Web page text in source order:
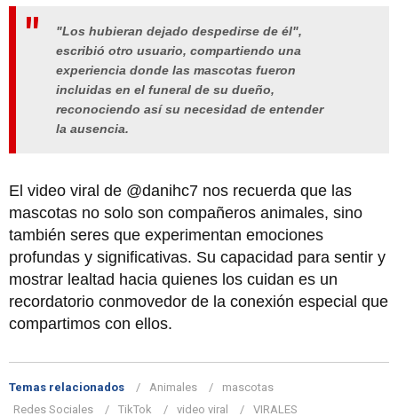
"Los hubieran dejado despedirse de él",
escribió otro usuario, compartiendo una
experiencia donde las mascotas fueron
incluidas en el funeral de su dueño,
reconociendo así su necesidad de entender
la ausencia.
El video viral de @danihc7 nos recuerda que las
mascotas no solo son compañeros animales, sino
también seres que experimentan emociones
profundas y significativas. Su capacidad para sentir y
mostrar lealtad hacia quienes los cuidan es un
recordatorio conmovedor de la conexión especial que
compartimos con ellos.
Temas relacionados Animales
mascotas
Redes Sociales
TikTok video viral VIRALES